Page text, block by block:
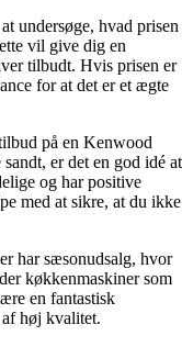
undersøge, hvad prisen
vil give dig en
tilbudt. Hvis prisen er
for at det er et ægte
på en Kenwood
er det en god idé at
og har positive
med at sikre, at du ikke
har sæsonudsalg, hvor
køkkenmaskiner som
en fantastisk
høj kvalitet.